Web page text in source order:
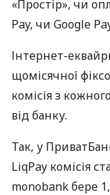
«Простір», чи
Pay, чи Google
Інтернет-
щомісячної
комісія з
від банку.
Так, у
LiqPay комісія
monobank бере